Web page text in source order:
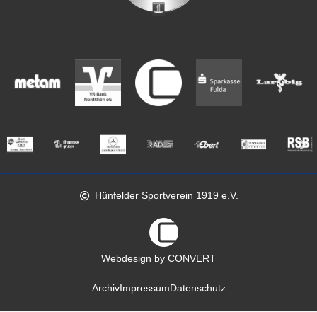
Hünfelder Sportverein 1919 e.V.
Webdesign by CONVERT
ArchivImpressum Datenschutz